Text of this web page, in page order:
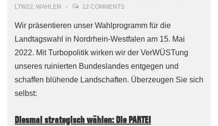
LTW22 WAHLEN 12 COMMENTS
Wir präsentieren unser Wahlprogramm für die
Landtagswahl in Nordrhein-Westfalen am 15. Mai
2022. Mit Turbopolitik wirken wir der VerWÜSTung
unseres ruinierten Bundeslandes entgegen und
schaffen blühende Landschaften. Überzeugen Sie sich
selbst:
Diesmal strategisch wählen: Die PARTEI